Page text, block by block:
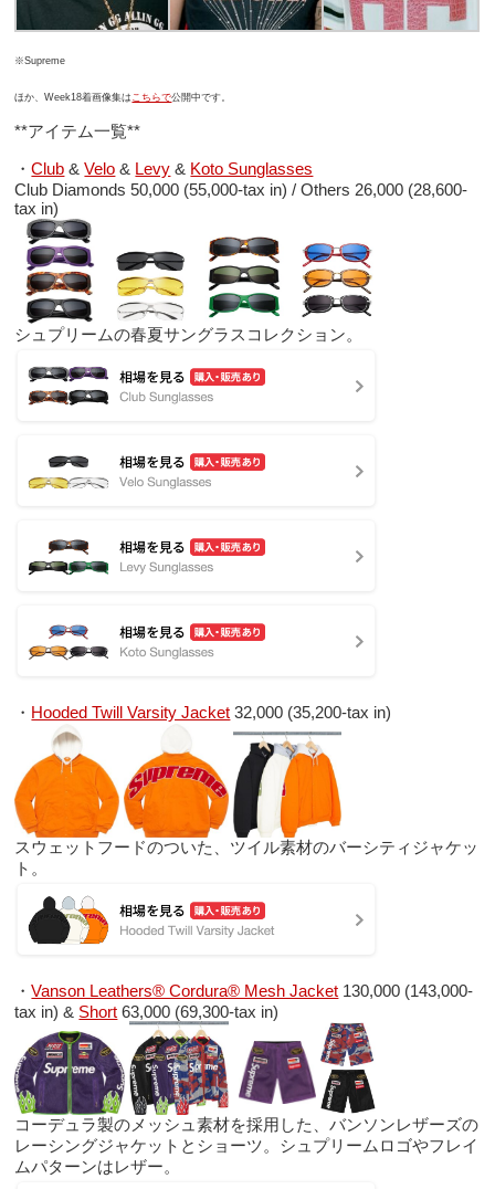
※Supreme
ほか、Week18着画像集は こちらで公開中です。
**アイテム一覧**
・Club &Velo & Levy & Koto Sunglasses
Club Diamonds 50,000 (55,000-tax in) / Others 26,000 (28,600-
tax in)
シュプリームの春夏サングラスコレクション。
・ Hooded Twill Varsity Jacket 32,000 (35,200-tax in)
スウェットフードのついた、ツイル素材のバーシティジャケッ
ト。
・Vanson Leathers® Cordura® Mesh Jacket 130,000 (143,000-
tax in) & Short 63,000 (69,300-tax in)
コーデュラ製のメッシュ素材を採用した、バンソンレザーズの
レーシングジャケットとショーツ。シュプリームロゴやフレイ
ムパターンはレザー。